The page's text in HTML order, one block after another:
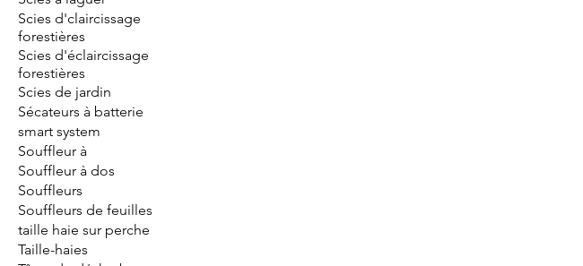
Scies d'claircissage
forestières
Scies d'éclaircissage
forestières
Scies de jardin
Sécateurs à batterie
smart system
Souffleur à
Souffleur à dos
Souffleurs
Souffleurs de feuilles
taille haie sur perche
Taille-haies